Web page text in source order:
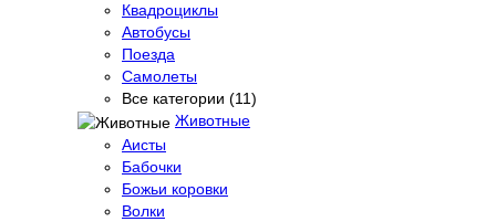
Квадроциклы
Автобусы
Поезда
Самолеты
Все категории (11)
Животные
Аисты
Бабочки
Божьи коровки
Волки